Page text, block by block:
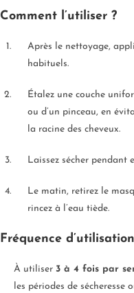
Comment l’utiliser ?
Après le nettoyage,
habituels.
Étalez une couche
ou d’un pinceau, en
la racine des cheveux.
Laissez sécher pendant
Le matin, retirez le
rincez à l’eau tiède.
Fréquence
À utiliser 3 à 4 fois par
les périodes de sécheresse